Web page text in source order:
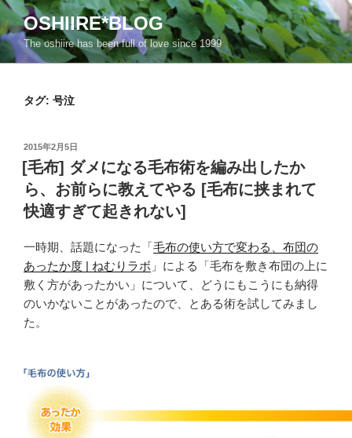
コ
ン
テ
ン
OSHIIRE*BLOG
The oshiire has been full of love since 1999
タグ: 号泣
投
稿
日:
2015年2月5日
[毛布] ダメになる毛布術を編み出したか
ら、お前らに教えてやる [毛布に挟まれて
快適すぎて起きれない]
一時期、話題になった「毛布の使い方で変わる、布団の
あったか度 | ねむりラボ 」による「毛布を敷き布団の上に
敷く方があったかい」について、どうにもこうにも納得
のいかないことがあったので、とある術を試してみまし
た。